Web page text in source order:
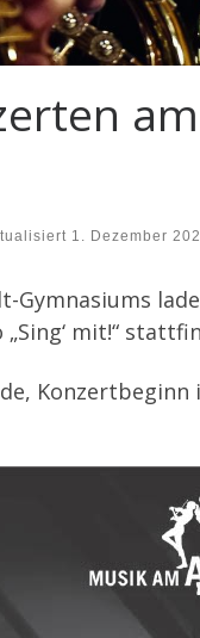
am
1. Dezember
mit!“
Konzertbeginn